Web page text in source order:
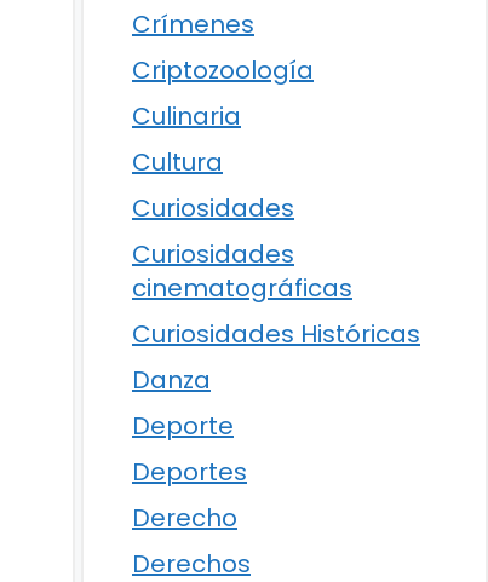
Crímenes
Criptozoología
Culinaria
Cultura
Curiosidades
Curiosidades
cinematográficas
Curiosidades Históricas
Danza
Deporte
Deportes
Derecho
Derechos